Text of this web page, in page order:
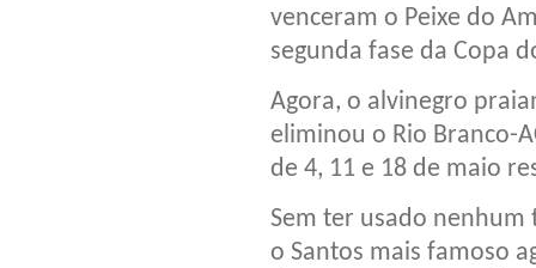
venceram o Peixe do
segunda fase da Copa
Agora, o alvinegro
eliminou o Rio Branco-
de 4, 11 e 18 de maio
Sem ter usado nenhum
o Santos mais famoso